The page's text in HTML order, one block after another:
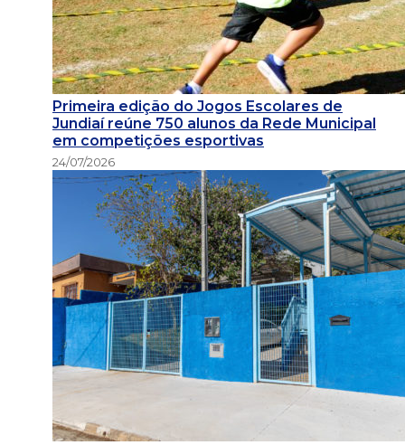
Primeira edição do Jogos Escolares de
Jundiaí reúne 750 alunos da Rede Municipal
em competições esportivas
24/07/2026